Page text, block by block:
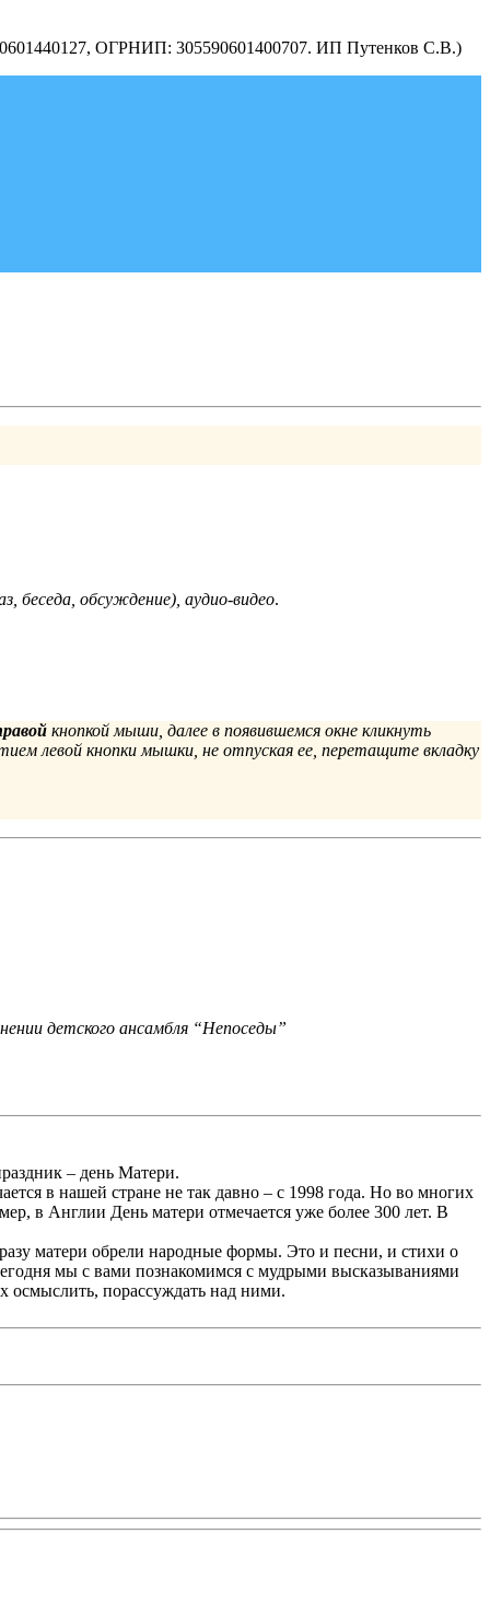
ОГРНИП: 305590601400707. ИП Путенков С.В.)
беседа, обсуждение), аудио-видео.
кнопкой мыши, далее в появившемся окне кликнуть
левой кнопки мышки, не отпуская ее, перетащите вкладку
детского ансамбля “Непоседы”
– день Матери.
в нашей стране не так давно – с 1998 года. Но во многих
в Англии День матери отмечается уже более 300 лет. В
матери обрели народные формы. Это и песни, и стихи о
мы с вами познакомимся с мудрыми высказываниями
порассуждать над ними.